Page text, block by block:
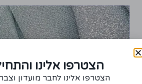
הצטרפו אלינו
הצטרפו אלינו לחבר מועדון